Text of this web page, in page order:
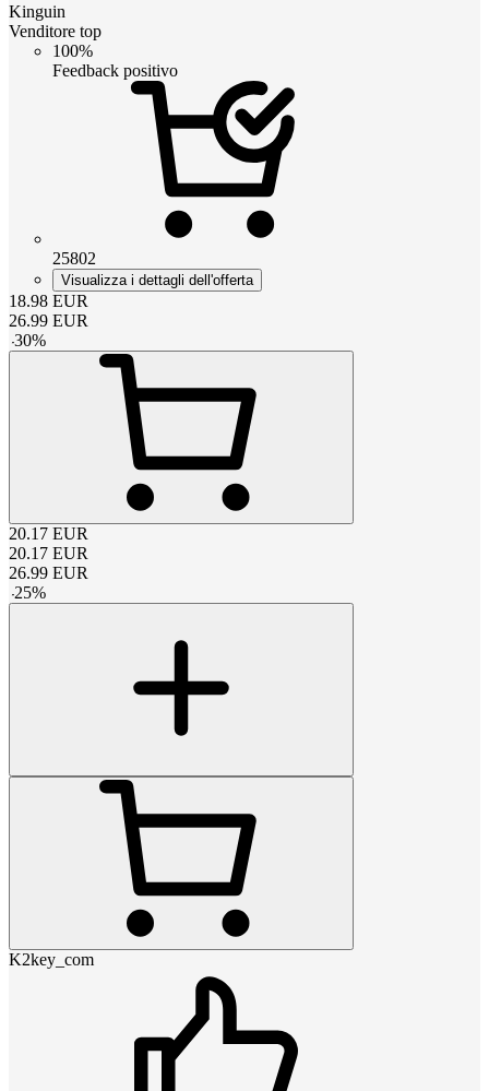
Kinguin
Venditore top
100%
Feedback positivo
25802
Visualizza i dettagli dell'offerta
18.98 EUR
26.99 EUR
-30%
20.17 EUR
20.17 EUR
26.99 EUR
-25%
K2key_com